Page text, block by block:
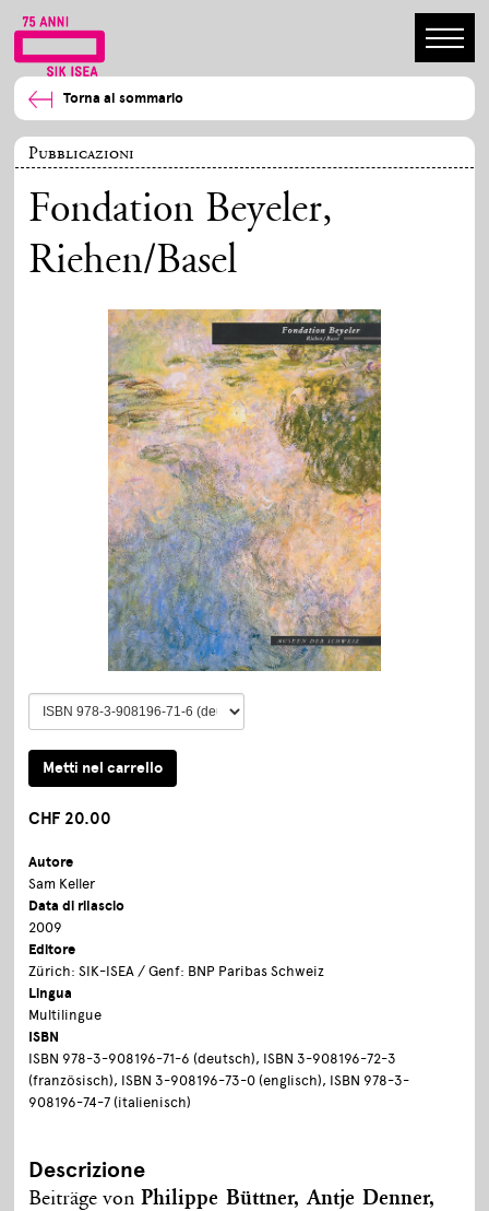
Torna al sommario
Pubblicazioni
Fondation Beyeler,
Riehen/Basel
CHF 20.00
Autore
Sam Keller
Data di rilascio
2009
Editore
Zürich: SIK-ISEA / Genf: BNP Paribas Schweiz
Lingua
Multilingue
ISBN
ISBN 978-3-908196-71-6 (deutsch), ISBN 3-908196-72-3
(französisch), ISBN 3-908196-73-0 (englisch), ISBN 978-3-
908196-74-7 (italienisch)
Descrizione
Beiträge vonPhilippe Büttner, Antje Denner,